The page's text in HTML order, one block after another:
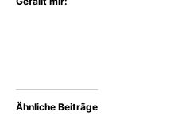
Ähnliche Beiträge